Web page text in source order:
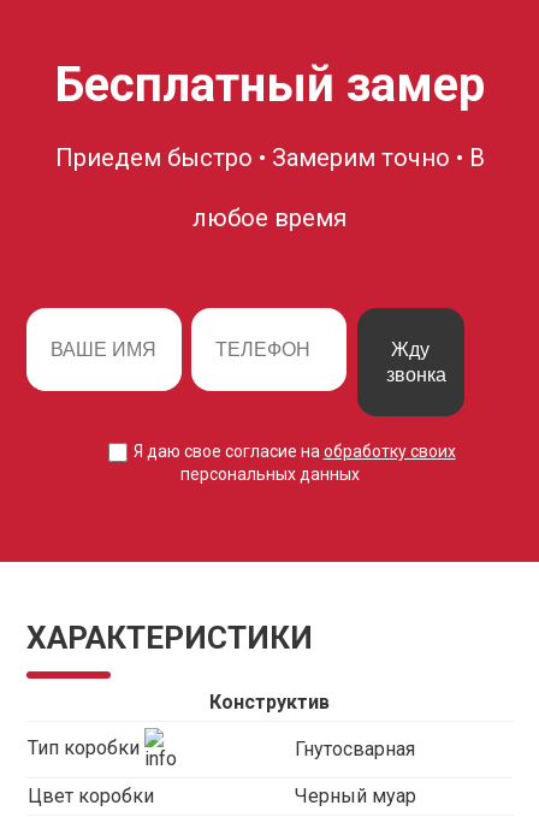
Бесплатный замер
Приедем быстро • Замерим точно • В
любое время
Жду
звонка
Я даю свое согласие на обработку своих
персональных данных
ХАРАКТЕРИСТИКИ
Конструктив
Тип коробки Гнутосварная
Цвет коробки Черный муар